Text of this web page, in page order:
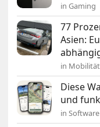
in Gaming
77
Asien:
in Mobilität
Diese
und
in Software